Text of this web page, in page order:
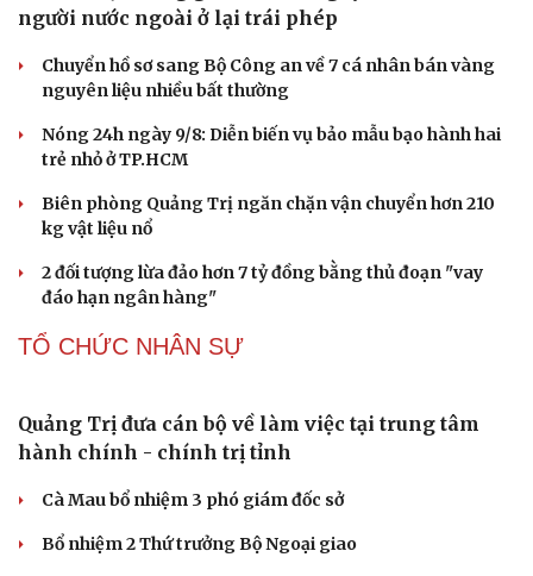
Sân khấu - Điện ảnh
Âm nhạc
Di sản
Nghệ sĩ
Sao Việt
người nước ngoài ở lại trái phép
Chuyển hồ sơ sang Bộ Công an về 7 cá nhân bán vàng
nguyên liệu nhiều bất thường
Nóng 24h ngày 9/8: Diễn biến vụ bảo mẫu bạo hành hai
trẻ nhỏ ở TP.HCM
Biên phòng Quảng Trị ngăn chặn vận chuyển hơn 210
kg vật liệu nổ
2 đối tượng lừa đảo hơn 7 tỷ đồng bằng thủ đoạn "vay
đáo hạn ngân hàng"
TỔ CHỨC NHÂN SỰ
Quảng Trị đưa cán bộ về làm việc tại trung tâm
hành chính - chính trị tỉnh
Cà Mau bổ nhiệm 3 phó giám đốc sở
Bổ nhiệm 2 Thứ trưởng Bộ Ngoại giao